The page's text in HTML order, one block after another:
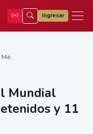
Ingresar
Mundial
y 11